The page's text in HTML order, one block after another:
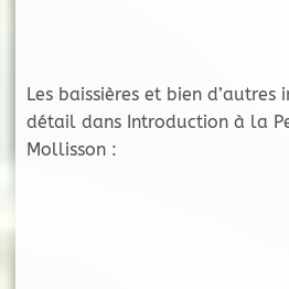
Les baissières et bien
détail dans Introduction à la
Mollisson :